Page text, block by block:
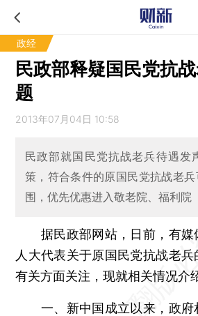
政经
民政部释疑国民党抗
题
2013年07月04日 10:58
民政部就国民党抗战老兵待遇发
策，符合条件的原国民党抗战老
围，优先优惠进入敬老院、福利院
据民政部网站，日前，有媒
人大代表关于原国民党抗战老
有关方面关注，现就相关情况介
一、新中国成立以来，政府